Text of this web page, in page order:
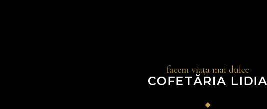
facem viața mai dulce
COFETĂRIA LIDIA